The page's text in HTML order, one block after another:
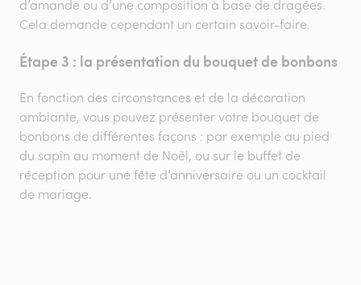
d’amande ou d’une composition à base de dragées.
Cela demande cependant un certain savoir-faire.
Étape 3 : la présentation du bouquet de bonbons
En fonction des circonstances et de la décoration
ambiante, vous pouvez présenter votre bouquet de
bonbons de différentes façons : par exemple au pied
du sapin au moment de Noël, ou sur le buffet de
réception pour une fête d’anniversaire ou un cocktail
de mariage.